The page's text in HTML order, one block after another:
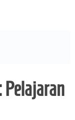
Pelajaran